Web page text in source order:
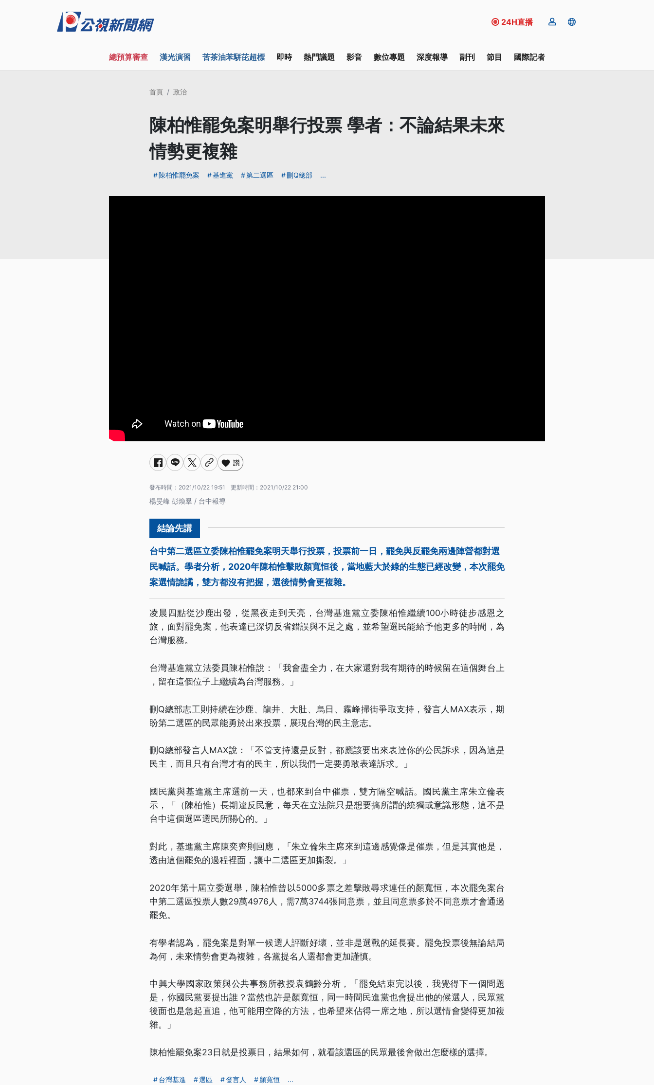
24H直播
總預算審查 漢光演習 苦茶油苯駢芘超標 即時 熱門議題 影音 數位專題 深度報導 副刊 節目 國際記者
首頁 政治
陳柏惟罷免案明舉行投票 學者：不論結果未來
情勢更複雜
陳柏惟罷免案 基進黨 第二選區 刪Q總部 ...
讚
發布時間： 2021/10/22 19:51 更新時間： 2021/10/22 21:00
楊旻峰 彭煥羣 / 台中報導
台中第二選區立委陳柏惟罷免案明天舉行投票，投票前一日，罷免與反罷免兩邊陣營都對選
民喊話。學者分析，2020年陳柏惟擊敗顏寬恒後，當地藍大於綠的生態已經改變，本次罷免
案選情詭譎，雙方都沒有把握，選後情勢會更複雜。
凌晨四點從沙鹿出發，從黑夜走到天亮，台灣基進黨立委陳柏惟繼續100小時徒步感恩之
旅，面對罷免案，他表達已深切反省錯誤與不足之處，並希望選民能給予他更多的時間，為
台灣服務。
台灣基進黨立法委員陳柏惟說：「我會盡全力，在大家還對我有期待的時候留在這個舞台上
，留在這個位子上繼續為台灣服務。」
刪Q總部志工則持續在沙鹿、龍井、大肚、烏日、霧峰掃街爭取支持，發言人MAX表示，期
盼第二選區的民眾能勇於出來投票，展現台灣的民主意志。
刪Q總部發言人MAX說：「不管支持還是反對，都應該要出來表達你的公民訴求，因為這是
民主，而且只有台灣才有的民主，所以我們一定要勇敢表達訴求。」
國民黨與基進黨主席選前一天，也都來到台中催票，雙方隔空喊話。國民黨主席朱立倫表
示，「（陳柏惟）長期違反民意，每天在立法院只是想要搞所謂的統獨或意識形態，這不是
台中這個選區選民所關心的。」
對此，基進黨主席陳奕齊則回應，「朱立倫朱主席來到這邊感覺像是催票，但是其實他是，
透由這個罷免的過程裡面，讓中二選區更加撕裂。」
2020年第十屆立委選舉，陳柏惟曾以5000多票之差擊敗尋求連任的顏寬恒，本次罷免案台
中第二選區投票人數29萬4976人，需7萬3744張同意票，並且同意票多於不同意票才會通過
罷免。
有學者認為，罷免案是對單一候選人評斷好壞，並非是選戰的延長賽。罷免投票後無論結局
為何，未來情勢會更為複雜，各黨提名人選都會更加謹慎。
中興大學國家政策與公共事務所教授袁鶴齡分析，「罷免結束完以後，我覺得下一個問題
是，你國民黨要提出誰？當然也許是顏寬恒，同一時間民進黨也會提出他的候選人，民眾黨
後面也是急起直追，他可能用空降的方法，也希望來佔得一席之地，所以選情會變得更加複
雜。」
陳柏惟罷免案23日就是投票日，結果如何，就看該選區的民眾最後會做出怎麼樣的選擇。
台灣基進 選區 發言人 顏寬恒 ...